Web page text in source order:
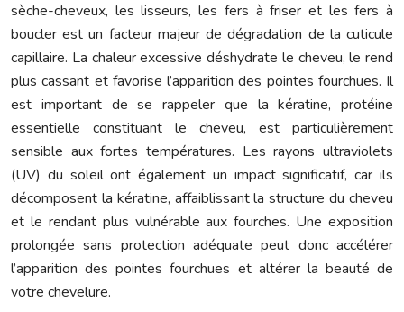
sèche-cheveux, les lisseurs, les fers à friser et les fers à
boucler est un facteur majeur de dégradation de la cuticule
capillaire. La chaleur excessive déshydrate le cheveu, le rend
plus cassant et favorise l’apparition des pointes fourchues. Il
est important de se rappeler que la kératine, protéine
essentielle constituant le cheveu, est particulièrement
sensible aux fortes températures. Les rayons ultraviolets
(UV) du soleil ont également un impact significatif, car ils
décomposent la kératine, affaiblissant la structure du cheveu
et le rendant plus vulnérable aux fourches. Une exposition
prolongée sans protection adéquate peut donc accélérer
l’apparition des pointes fourchues et altérer la beauté de
votre chevelure.